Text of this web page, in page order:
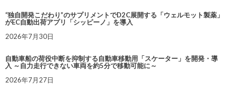
“独自開発こだわり”のサプリメントでD2C展開する「ウェルモット製薬」
がEC自動出荷アプリ「シッピーノ」を導入
2026年7月30日
自動車船の荷役中断を抑制する自動車移動用「スケーター」を開発・導
入 ～自力走行できない車両を約5分で移動可能に～
2026年7月27日